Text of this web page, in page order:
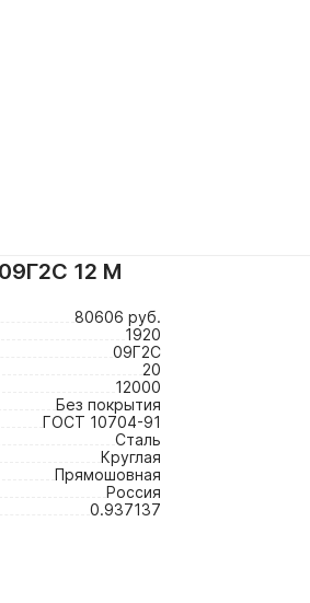
12 М
80606 руб.
1920
09Г2С
20
12000
Без покрытия
ГОСТ 10704-91
Сталь
Круглая
Прямошовная
Россия
0.937137